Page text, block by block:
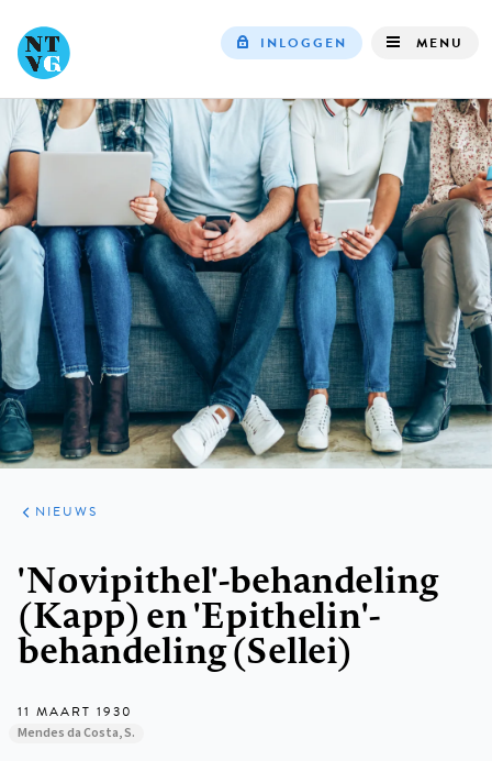
navigation
INLOGGEN MENU
ARTIKELEN
HET
KORT
NIEUWS
'Novipithel'-behandeling
(Kapp) en 'Epithelin'-
behandeling (Sellei)
11 MAART 1930
Mendes da Costa, S.